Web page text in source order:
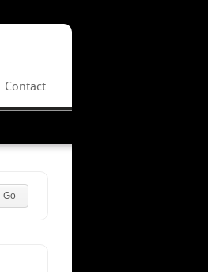
Contact